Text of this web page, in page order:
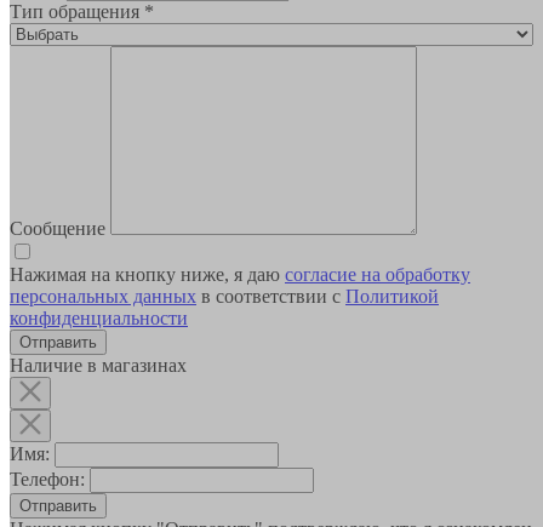
Тип обращения *
Сообщение
Нажимая на кнопку ниже, я даю согласие на обработку
персональных данных в соответствии с Политикой
конфиденциальности
Наличие в магазинах
Имя:
Телефон:
Отправить